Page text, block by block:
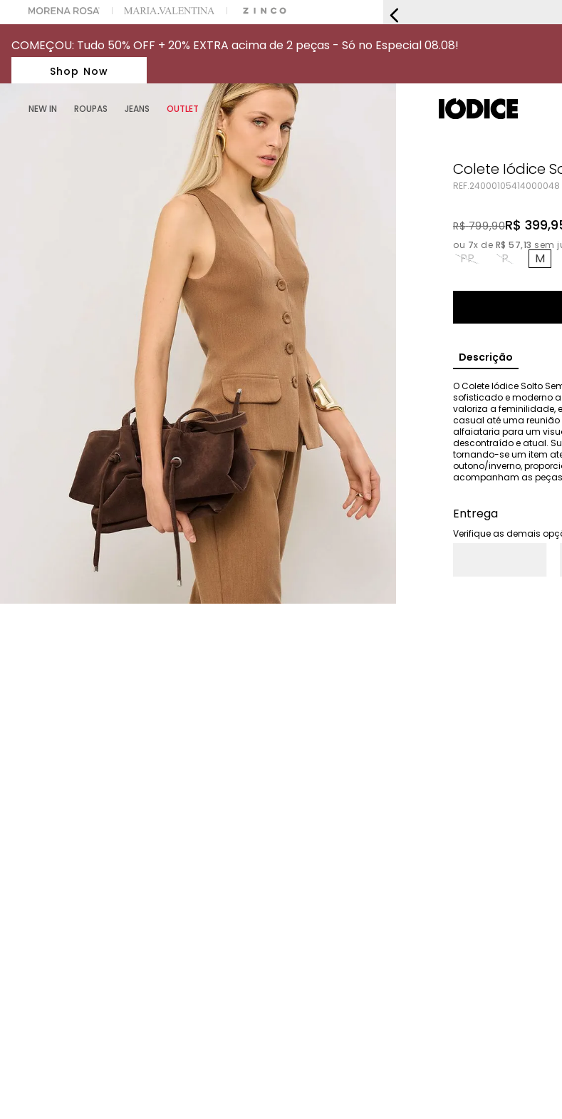
ESCOLHER SEU LOOK? FALE COM NOSSA PERSONAL SHOPPER.
COMEÇOU: Tudo 50% OFF + 20% EXTRA acima de 2 peças - Só no Especial 08.08!
Shop Now
NEW IN ROUPAS JEANS OUTLET
Colete Iódice
REF.24000105414000048
R$ 799,90R$ 399,
ou 7x de R$ 57,13 sem
PP P M
Descrição
O Colete Iódice Solto
sofisticado e moderno
valoriza a feminilidade,
casual até uma
alfaiataria para um
descontraído e atual.
tornando-se um item
outono/inverno,
acompanham as
Entrega
Verifique as demais